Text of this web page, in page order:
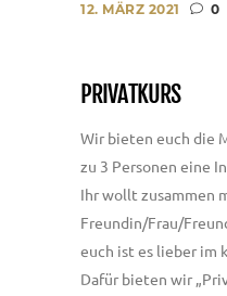
12. MÄRZ 2021 0
PRIVATKURS
Wir bieten euch die
zu 3 Personen eine
Ihr wollt zusammen
Freundin/Frau/
euch ist es lieber im
Dafür bieten wir